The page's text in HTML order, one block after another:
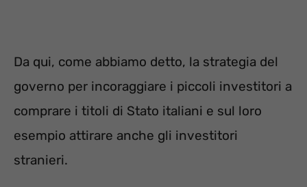
Da qui, come abbiamo detto, la strategia del
governo per incoraggiare i piccoli investitori a
comprare i titoli di Stato italiani e sul loro
esempio attirare anche gli investitori
stranieri.